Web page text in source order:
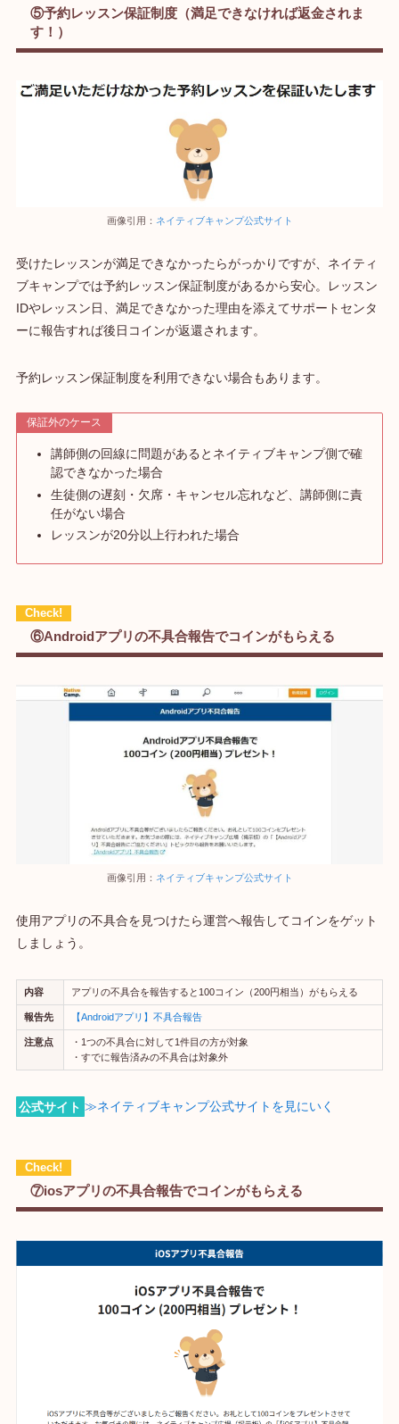
⑤予約レッスン保証制度（満足できなければ返金されま
す！）
画像引用： ネイティブキャンプ公式サイト
受けたレッスンが満足できなかったらがっかりですが、ネイティ
ブキャンプでは予約レッスン保証制度があるから安心。レッスン
IDやレッスン日、満足できなかった理由を添えてサポートセンタ
ーに報告すれば後日コインが返還されます。
予約レッスン保証制度を利用できない場合もあります。
保証外のケース
講師側の回線に問題があるとネイティブキャンプ側で確
認できなかった場合
生徒側の遅刻・欠席・キャンセル忘れなど、講師側に責
任がない場合
レッスンが20分以上行われた場合
⑥Androidアプリの不具合報告でコインがもらえる
画像引用： ネイティブキャンプ公式サイト
使用アプリの不具合を見つけたら運営へ報告してコインをゲット
しましょう。
内容 アプリの不具合を報告すると100コイン（200円相当）がもらえる
報告先 【Androidアプリ】不具合報告
注意点
・1つの不具合に対して1件目の方が対象
・すでに報告済みの不具合は対象外
公式サイト ≫ネイティブキャンプ公式サイトを見にいく
⑦iosアプリの不具合報告でコインがもらえる